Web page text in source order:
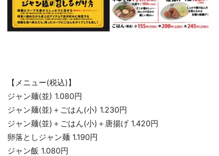
【メニュー(税込)】
ジャン麺(並) 1.080円
ジャン麺(並)＋ごはん(小) 1.230円
ジャン麺(並)＋ごはん(小)＋唐揚げ 1.420円
卵落としジャン麺 1.190円
ジャン飯 1.080円